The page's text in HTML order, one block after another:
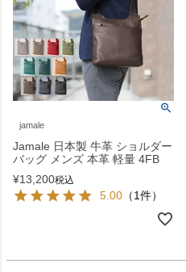
jamale
Jamale 日本製 牛革 ショルダー
バッグ メンズ 本革 軽量 4FB
¥13,200税込
5.00 （1件）